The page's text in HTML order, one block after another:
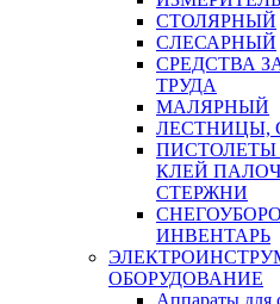
СТОЛЯРНЫЙ
СЛЕСАРНЫЙ
СРЕДСТВА
ТРУДА
МАЛЯРНЫЙ
ЛЕСТНИЦЫ,
ПИСТОЛЕТЫ
КЛЕЙ
СТЕРЖНИ
ИНВЕНТАРЬ
ОБОРУДОВАНИЕ
Аппараты для